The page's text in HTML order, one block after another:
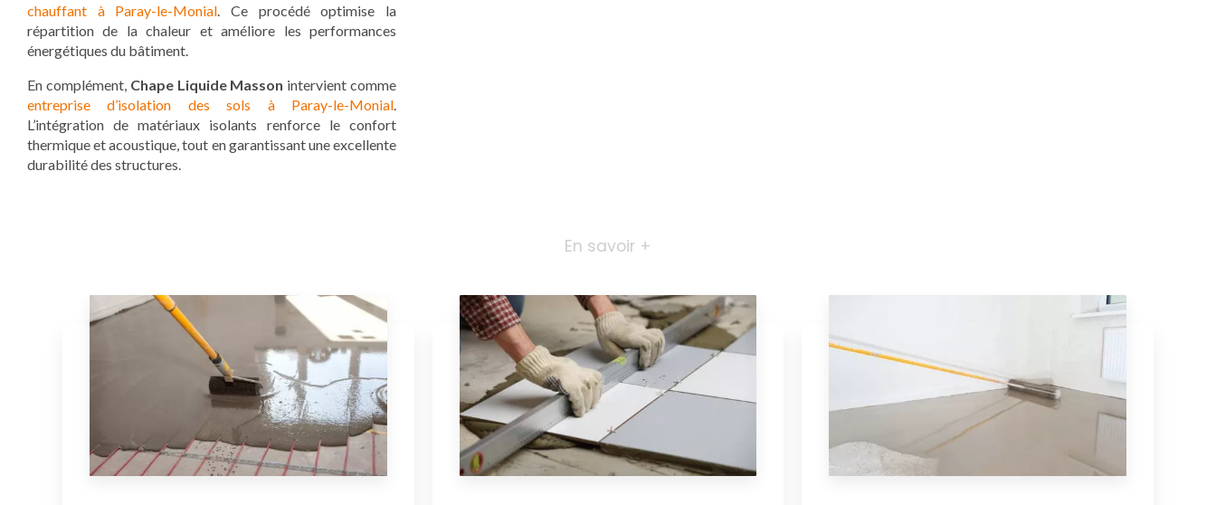
chauffant à Paray-le-Monial . Ce procédé optimise la
répartition de la chaleur et améliore les performances
énergétiques du bâtiment.
En complément, Chape Liquide Masson intervient comme
entreprise d’isolation des sols à Paray-le-Monial.
L’intégration de matériaux isolants renforce le confort
thermique et acoustique, tout en garantissant une excellente
durabilité des structures.
En savoir +